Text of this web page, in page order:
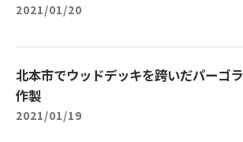
2021/01/20
北本市でウッドデッキを跨いだパーゴラ
作製
2021/01/19